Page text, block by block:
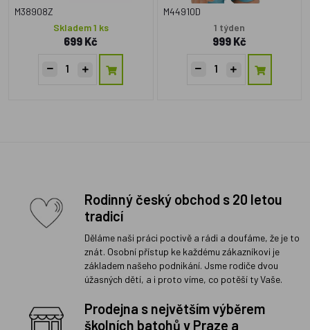
M38908Z
Skladem 1 ks
699 Kč
M44910D
1 týden
999 Kč
Rodinný český obchod s 20 letou
tradicí
Děláme naši práci poctivě a rádi a doufáme, že je to
znát. Osobní přístup ke každému zákazníkovi je
základem našeho podnikání. Jsme rodiče dvou
úžasných dětí, a i proto víme, co potěší ty Vaše.
Prodejna s největším výběrem
školních batohů v Praze a